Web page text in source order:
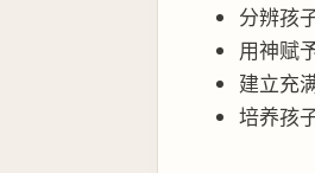
分辨孩
用神赋
建立充
培养孩